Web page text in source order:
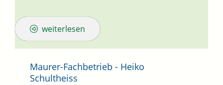
weiterlesen
Maurer-Fachbetrieb - Heiko
Schultheiss